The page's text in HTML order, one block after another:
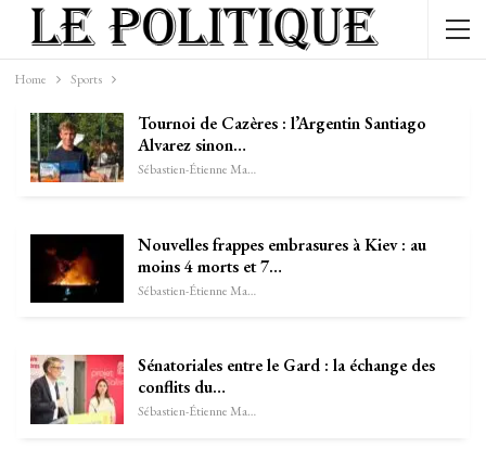
Home Sports
Tournoi de Cazères : l’Argentin Santiago
Alvarez sinon…
Sébastien-Étienne Marechal
Nouvelles frappes embrasures à Kiev : au
moins 4 morts et 7…
Sébastien-Étienne Marechal
Sénatoriales entre le Gard : la échange des
conflits du…
Sébastien-Étienne Marechal